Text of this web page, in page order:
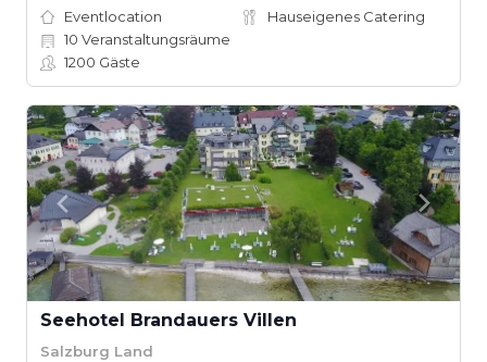
Eventlocation
Hauseigenes Catering
10 Veranstaltungsräume
1200 Gäste
Seehotel Brandauers Villen
Salzburg Land